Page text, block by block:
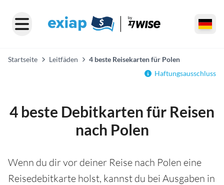
Startseite Leitfäden
4 beste Reisekarten für Polen
Haftungsausschluss
4 beste Debitkarten für Reisen
nach Polen
Wenn du dir vor deiner Reise nach Polen eine
Reisedebitkarte holst, kannst du bei Ausgaben in